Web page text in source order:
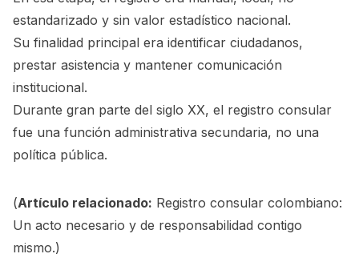
estandarizado y sin valor estadístico nacional.
Su finalidad principal era identificar ciudadanos,
prestar asistencia y mantener comunicación
institucional.
Durante gran parte del siglo XX, el registro consular
fue una función administrativa secundaria, no una
política pública.
(Artículo relacionado: Registro consular colombiano:
Un acto necesario y de responsabilidad contigo
mismo.)